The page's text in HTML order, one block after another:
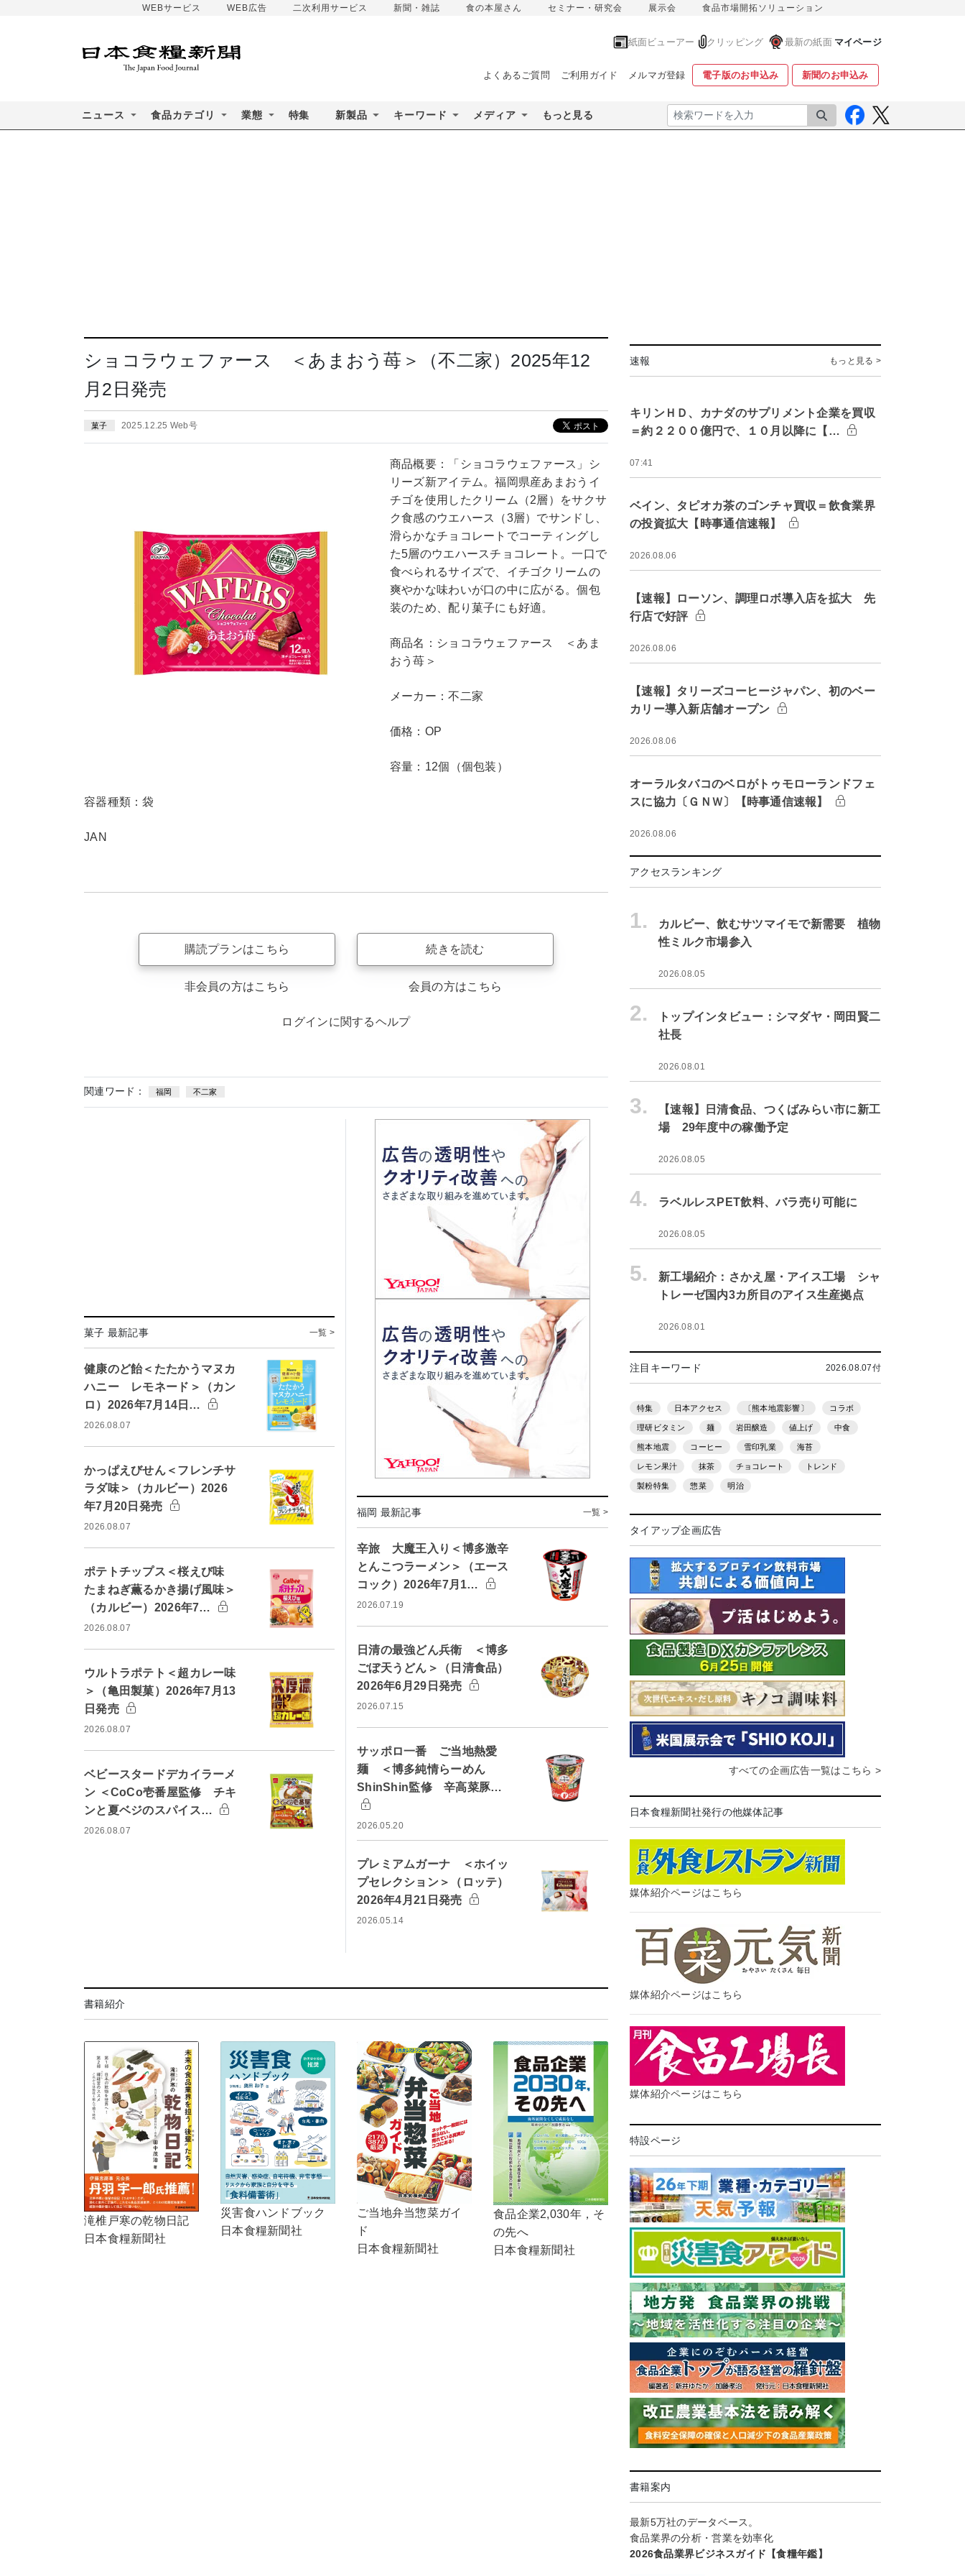
WEBサービス WEB広告 二次利用サービス 新聞・雑誌 食の本屋さん セミナー・研究会 展示会 食品市場開拓ソリューション
紙面ビューアー クリッピング 最新の紙面 マイページ
よくあるご質問 ご利用ガイド メルマガ登録 電子版のお申込み 新聞のお申込み
ニュース 食品カテゴリ 業態 特集 新製品 キーワード メディア もっと見る 検索
ショコラウェファース ＜あまおう苺＞（不二家）2025年12
月2日発売
菓子 2025.12.25 Web号
商品概要：「ショコラウェファース」シ
リーズ新アイテム。福岡県産あまおうイ
チゴを使用したクリーム（2層）をサクサ
ク食感のウエハース（3層）でサンドし、
滑らかなチョコレートでコーティングし
た5層のウエハースチョコレート。一口で
食べられるサイズで、イチゴクリームの
爽やかな味わいが口の中に広がる。個包
装のため、配り菓子にも好適。
商品名：ショコラウェファース ＜あま
おう苺＞
メーカー：不二家
価格：OP
容量：12個（個包装）
容器種類：袋
JAN
購読プランはこちら
非会員の方はこちら
続きを読む
会員の方はこちら
ログインに関するヘルプ
関連ワード： 福岡 不二家
菓子 最新記事 一覧 >
健康のど飴＜たたかうマヌカ
ハニー レモネード＞（カン
ロ）2026年7月14日…
2026.08.07
かっぱえびせん＜フレンチサ
ラダ味＞（カルビー）2026
年7月20日発売
2026.08.07
ポテトチップス＜桜えび味
たまねぎ薫るかき揚げ風味＞
（カルビー）2026年7…
2026.08.07
ウルトラポテト＜超カレー味
＞（亀田製菓）2026年7月13
日発売
2026.08.07
ベビースタードデカイラーメ
ン ＜CoCo壱番屋監修 チキ
ンと夏ベジのスパイス…
2026.08.07
福岡 最新記事 一覧 >
辛旅 大魔王入り＜博多激辛
とんこつラーメン＞（エース
コック）2026年7月1…
2026.07.19
日清の最強どん兵衛 ＜博多
ごぼ天うどん＞（日清食品）
2026年6月29日発売
2026.07.15
サッポロ一番 ご当地熱愛
麺 ＜博多純情らーめん
ShinShin監修 辛高菜豚…
2026.05.20
プレミアムガーナ ＜ホイッ
プセレクション＞（ロッテ）
2026年4月21日発売
2026.05.14
書籍紹介
滝椎戸寒の乾物日記
日本食糧新聞社
災害食ハンドブック
日本食糧新聞社
ご当地弁当惣菜ガイ
ド
日本食糧新聞社
食品企業2,030年，そ
の先へ
日本食糧新聞社
速報 もっと見る >
キリンＨＤ、カナダのサプリメント企業を買収
＝約２２００億円で、１０月以降に【…
07:41
ベイン、タピオカ茶のゴンチャ買収＝飲食業界
の投資拡大【時事通信速報】
2026.08.06
【速報】ローソン、調理ロボ導入店を拡大 先
行店で好評
2026.08.06
【速報】タリーズコーヒージャパン、初のベー
カリー導入新店舗オープン
2026.08.06
オーラルタバコのベロがトゥモローランドフェ
スに協力〔ＧＮＷ〕【時事通信速報】
2026.08.06
アクセスランキング
1.
カルビー、飲むサツマイモで新需要 植物
性ミルク市場参入
2026.08.05
2.
トップインタビュー：シマダヤ・岡田賢二
社長
2026.08.01
3.
【速報】日清食品、つくばみらい市に新工
場 29年度中の稼働予定
2026.08.05
4. ラベルレスPET飲料、バラ売り可能に
2026.08.05
5.
新工場紹介：さかえ屋・アイス工場 シャ
トレーゼ国内3カ所目のアイス生産拠点
2026.08.01
注目キーワード 2026.08.07付
特集 日本アクセス 〔熊本地震影響〕 コラボ
理研ビタミン 麺 岩田醸造 値上げ 中食
熊本地震 コーヒー 雪印乳業 海苔
レモン果汁 抹茶 チョコレート トレンド
製粉特集 惣菜 明治
タイアップ企画広告
すべての企画広告一覧はこちら >
日本食糧新聞社発行の他媒体記事
媒体紹介ページはこちら
媒体紹介ページはこちら
媒体紹介ページはこちら
特設ページ
書籍案内
最新5万社のデータベース。
食品業界の分析・営業を効率化
2026食品業界ビジネスガイド【食糧年鑑】